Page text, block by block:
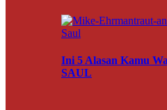
Ini 5 Alasan Kamu
SAUL